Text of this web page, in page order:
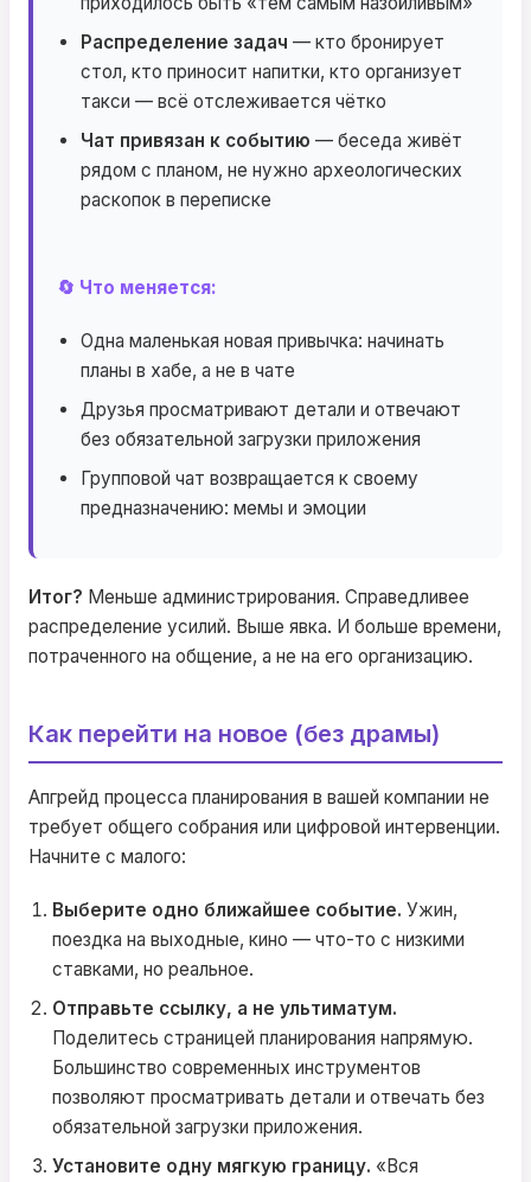
Распределение задач — кто бронирует
стол, кто приносит напитки, кто организует
такси — всё отслеживается чётко
Чат привязан к событию — беседа живёт
рядом с планом, не нужно археологических
раскопок в переписке
🔄 Что меняется:
Одна маленькая новая привычка: начинать
планы в хабе, а не в чате
Друзья просматривают детали и отвечают
без обязательной загрузки приложения
Групповой чат возвращается к своему
предназначению: мемы и эмоции
Итог? Меньше администрирования. Справедливее
распределение усилий. Выше явка. И больше времени,
потраченного на общение, а не на его организацию.
Как перейти на новое (без драмы)
Апгрейд процесса планирования в вашей компании не
требует общего собрания или цифровой интервенции.
Начните с малого:
Выберите одно ближайшее событие. Ужин,
поездка на выходные, кино — что-то с низкими
ставками, но реальное.
Отправьте ссылку, а не ультиматум.
Поделитесь страницей планирования напрямую.
Большинство современных инструментов
позволяют просматривать детали и отвечать без
обязательной загрузки приложения.
Установите одну мягкую границу. «Вся